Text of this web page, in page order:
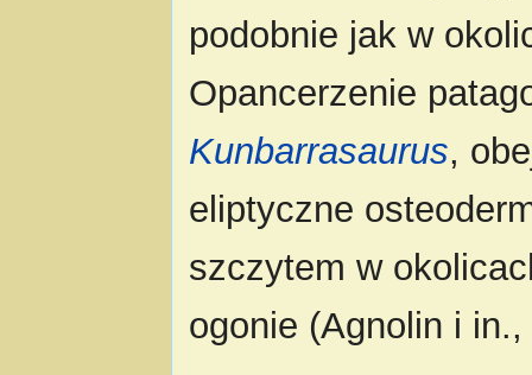
podobnie jak w
Opancerzenie
Kunbarrasaurus,
eliptyczne
szczytem w
ogonie (Agnolin i